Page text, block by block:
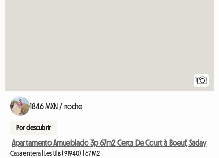
11
1846 MXN / noche
Por descubrir
Apartamento Amueblado 3p 67m2 Cerca De Court à Boeuf, Saclay
Casa entera | Les Ulis (91940) | 67 M2